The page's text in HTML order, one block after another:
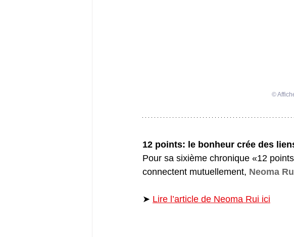
©
12 points: le bonheur crée des
Pour sa sixième chronique «12
connectent mutuellement, Neoma
➤ Lire l’article de Neoma Rui ici